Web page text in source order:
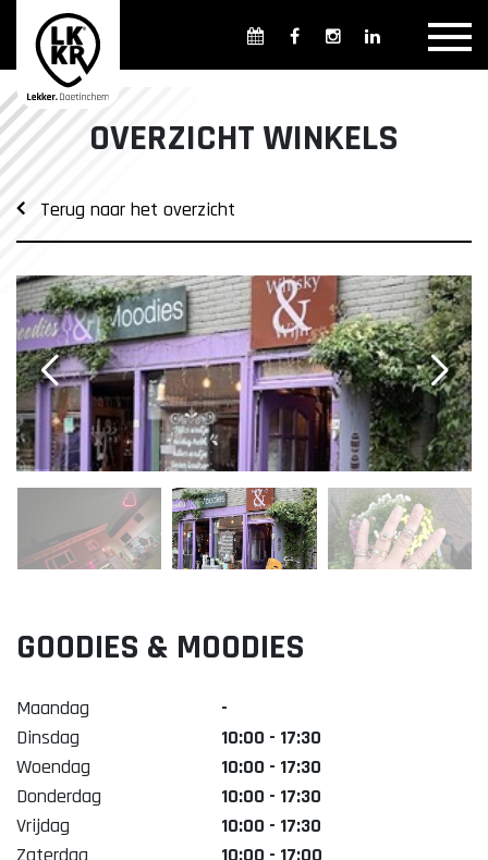
Overzicht winkels
Openingsdagen en -tijden
Weekmarkten
Overzicht Cultuur & Musea
Parkeren in Doetinchem
Openbaar vervoer
Gratis Shuttle
FAQ
Organisatie Binnenstadbedrijf Doetinchem
OVERZICHT WINKELS
Terug naar het overzicht
GOODIES & MOODIES
Maandag
-
Dinsdag
10:00 - 17:30
Woendag
10:00 - 17:30
Donderdag
10:00 - 17:30
Vrijdag
10:00 - 17:30